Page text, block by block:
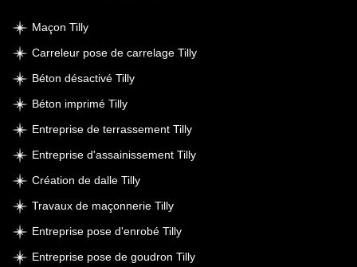
Maçon Tilly
Carreleur pose de carrelage Tilly
Béton désactivé Tilly
Béton imprimé Tilly
Entreprise de terrassement Tilly
Entreprise d'assainissement Tilly
Création de dalle Tilly
Travaux de maçonnerie Tilly
Entreprise pose d'enrobé Tilly
Entreprise pose de goudron Tilly